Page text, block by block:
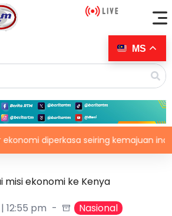
diperkasa seiring kemajuan inovasi
misi ekonomi ke Kenya
12:55 pm
Nasional
MS